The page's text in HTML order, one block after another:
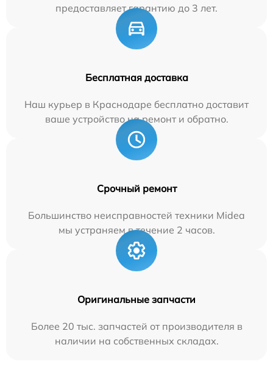
предоставляет гарантию до 3 лет.
Бесплатная доставка
Наш курьер в Краснодаре бесплатно доставит
ваше устройство на ремонт и обратно.
Срочный ремонт
Большинство неисправностей техники Midea
мы устраняем в течение 2 часов.
Оригинальные запчасти
Более 20 тыс. запчастей от производителя в
наличии на собственных складах.